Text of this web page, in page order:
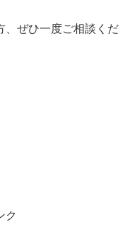
、ぜひ一度ご相談くだ
ク